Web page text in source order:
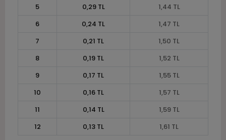
5
0,29 TL
1,44 TL
6
0,24 TL
1,47 TL
7
0,21 TL
1,50 TL
8
0,19 TL
1,52 TL
9
0,17 TL
1,55 TL
10
0,16 TL
1,57 TL
11
0,14 TL
1,59 TL
12
0,13 TL 1,61 TL